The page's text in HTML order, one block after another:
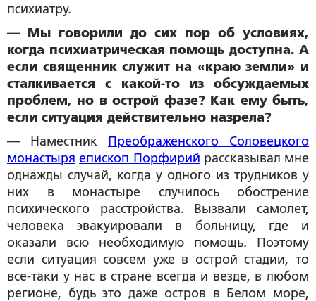
психиатру.
— Мы говорили до сих пор об условиях,
когда психиатрическая помощь доступна. А
если священник служит на «краю земли» и
сталкивается с какой-то из обсуждаемых
проблем, но в острой фазе? Как ему быть,
если ситуация действительно назрела?
— Наместник
Преображенского Соловецкого
монастыря епископ Порфирий рассказывал мне
однажды случай, когда у одного из трудников у
них в монастыре случилось обострение
психического расстройства. Вызвали самолет,
человека эвакуировали в больницу, где и
оказали всю необходимую помощь. Поэтому
если ситуация совсем уже в острой стадии, то
все-таки у нас в стране всегда и везде, в любом
регионе, будь это даже остров в Белом море,